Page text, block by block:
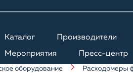
Каталог Производители
Мероприятия Пресс-центр
оборудование Расходомеры